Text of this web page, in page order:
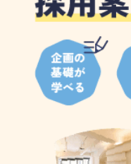
1dayワー
ご